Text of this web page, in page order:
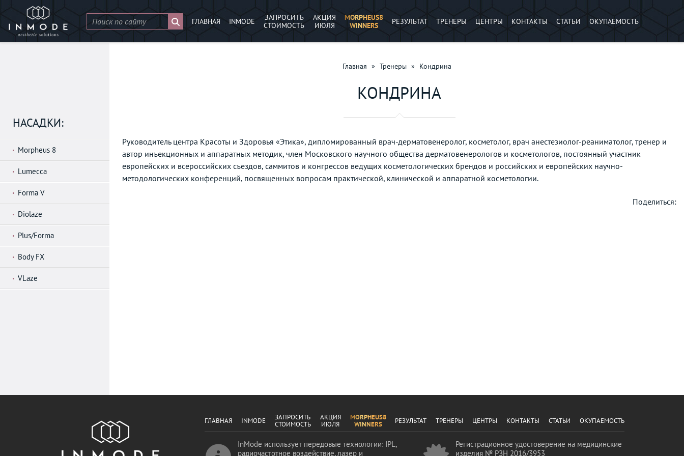
ГЛАВНАЯ INMODE
ЗАПРОСИТЬ
СТОИМОСТЬ
АКЦИЯ
ИЮЛЯ
MORPHEUS8
WINNERS
РЕЗУЛЬТАТ ТРЕНЕРЫ ЦЕНТРЫ КОНТАКТЫ СТАТЬИ ОКУПАЕМОСТЬ
НАСАДКИ:
Morpheus 8
Lumecca
Forma V
Diolaze
Plus/Forma
Body FX
VLaze
Главная » Тренеры » Кондрина
КОНДРИНА
Руководитель центра Красоты и Здоровья «Этика», дипломированный врач-дерматовенеролог, косметолог, врач анестезиолог-реаниматолог, тренер и
автор инъекционных и аппаратных методик, член Московского научного общества дерматовенерологов и косметологов, постоянный участник
европейских и всероссийских съездов, саммитов и конгрессов ведущих косметологических брендов и российских и европейских научно-
методологических конференций, посвященных вопросам практической, клинической и аппаратной косметологии.
Поделиться:
ГЛАВНАЯ INMODE
ЗАПРОСИТЬ
СТОИМОСТЬ
АКЦИЯ
ИЮЛЯ
MORPHEUS8
WINNERS
РЕЗУЛЬТАТ ТРЕНЕРЫ ЦЕНТРЫ КОНТАКТЫ СТАТЬИ ОКУПАЕМОСТЬ
InMode использует передовые технологии: IPL,
радиочастотное воздействие, лазер и
Регистрационное удостоверение на медицинские
изделия № РЗН 2016/3953